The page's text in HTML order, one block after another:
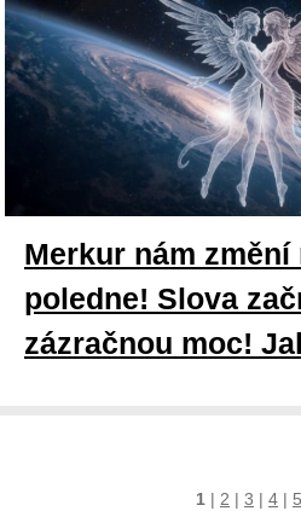
Merkur nám změní
poledne! Slova
zázračnou moc!
1 | 2 | 3 | 4 | 5